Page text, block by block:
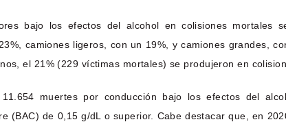
bajo los efectos del alcohol en colisiones
camiones ligeros, con un 19%, y camiones grandes,
el 21% (229 víctimas mortales) se produjeron en
muertes por conducción bajo los efectos del
(BAC) de 0,15 g/dL o superior. Cabe destacar que, en